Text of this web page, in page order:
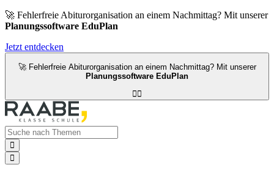
🚀 Fehlerfreie Abiturorganisation an einem Nachmittag? Mit unserer
Planungssoftware EduPlan
Jetzt entdecken
🚀 Fehlerfreie Abiturorganisation an einem Nachmittag? Mit unserer
Planungssoftware EduPlan


